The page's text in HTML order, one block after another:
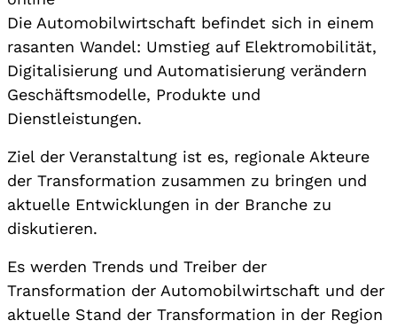
Die Automobilwirtschaft befindet sich in einem
rasanten Wandel: Umstieg auf Elektromobilität,
Digitalisierung und Automatisierung verändern
Geschäftsmodelle, Produkte und
Dienstleistungen.
Ziel der Veranstaltung ist es, regionale Akteure
der Transformation zusammen zu bringen und
aktuelle Entwicklungen in der Branche zu
diskutieren.
Es werden Trends und Treiber der
Transformation der Automobilwirtschaft und der
aktuelle Stand der Transformation in der Region